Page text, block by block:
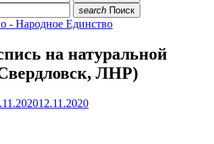
search Поиск
- Народное Единство
на натуральной
ЛНР)
12.11.2020